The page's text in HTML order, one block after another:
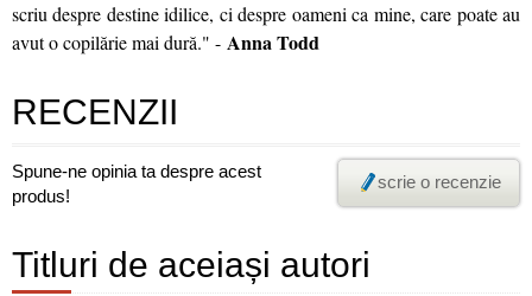
scriu despre destine idilice, ci despre oameni ca mine, care poate au
avut o copilărie mai dură." - Anna Todd
RECENZII
Spune-ne opinia ta despre acest
produs!
scrie o recenzie
Titluri de aceiași autori